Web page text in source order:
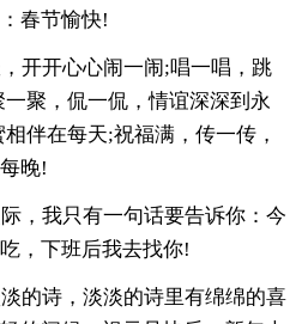
春节愉快!
开开心心闹一闹;唱一唱，跳
聚，侃一侃，情谊深深到永
伴在每天;祝福满，传一传，
晚!
，我只有一句话要告诉你：今
，下班后我去找你!
的诗，淡淡的诗里有绵绵的喜